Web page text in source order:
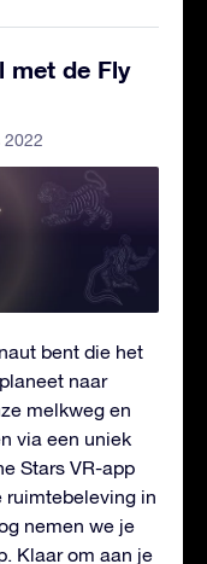
met de Fly
2022
bent die het
naar
melkweg en
via een uniek
Stars VR-app
ruimtebeleving in
nemen we je
Klaar om aan je